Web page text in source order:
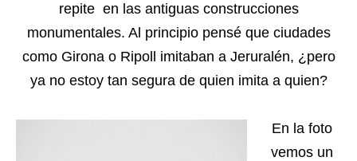
repite en las antiguas construcciones
monumentales. Al principio pensé que ciudades
como Girona o Ripoll imitaban a Jeruralén, ¿pero
ya no estoy tan segura de quien imita a quien?
En la foto
vemos un